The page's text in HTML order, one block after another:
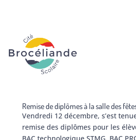
Remise de diplômes à la salle des
Vendredi 12 décembre, s’est
remise des diplômes pour les